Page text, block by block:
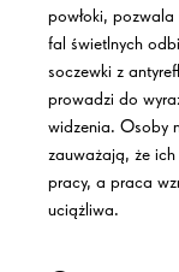
powłoki,
fal świetlnych
soczewki z
prowadzi do
widzenia. Osoby
zauważają, że ich
pracy, a praca
uciążliwa.